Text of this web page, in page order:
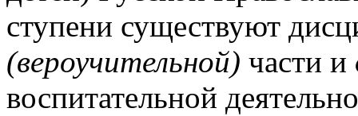
ступени существуют
(вероучительной) части и
воспитательной